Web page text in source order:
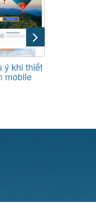
ý khi thiết
mobile